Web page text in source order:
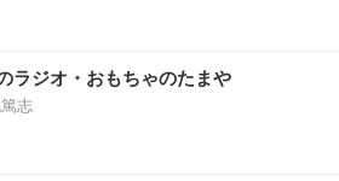
ラジオ・おもちゃのたまや
志